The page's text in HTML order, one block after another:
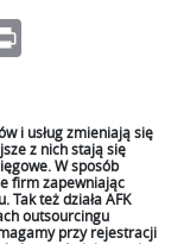
i usług zmieniają się
z nich stają się
W sposób
firm zapewniając
też działa AFK
outsourcingu
przy rejestracji